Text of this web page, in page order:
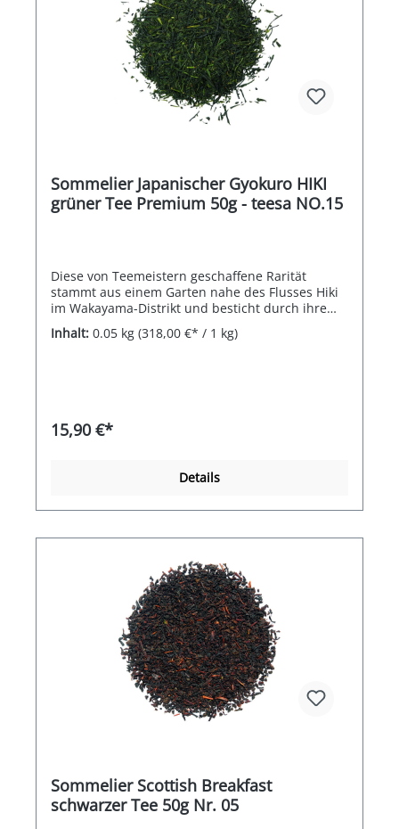
Sommelier Japanischer Gyokuro HIKI
grüner Tee Premium 50g - teesa NO.15
Diese von Teemeistern geschaffene Rarität
stammt aus einem Garten nahe des Flusses Hiki
im Wakayama-Distrikt und besticht durch ihre
langen, nadelförmigen, tannengrünen Blätter. Im
Abguss hellgelb und leuchtend-klar mit der
echte TeeSommelier Empfehlung für Kenner und
Liebhaber von japanischen Tee. Gyokuro ist ein
frischer, hellgrüner Tassenfarbe. Gyokuro ist süß,
frisch, grün und einzigartig im Geschmack. Er
Teesorten, die Japan zu bieten hat. Gyokuro
Inhalt: 0.05 kg (318,00 €* / 1 kg)
15,90 €*
Details
Sommelier Scottish Breakfast
schwarzer Tee 50g Nr. 05